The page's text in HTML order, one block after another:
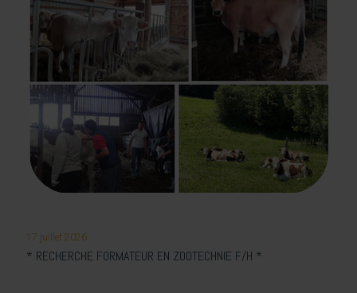
17 juillet 2026
* RECHERCHE FORMATEUR EN ZOOTECHNIE F/H *